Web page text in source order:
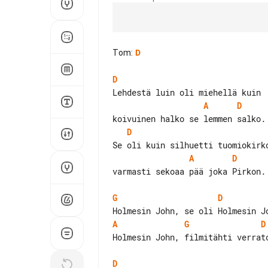
Tom: D
D
A
D
D
A
D
varmasti sekoaa pää joka Pirkon.
G D
A G
D
Holmesin John, filmitähti
D